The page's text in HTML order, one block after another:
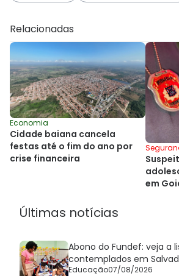
Relacionadas
Economia
Cidade baiana cancela
festas até o fim do ano por
crise financeira
em
Últimas notícias
Abono do Fundef: veja a
contemplados em
Educação07/08/2026